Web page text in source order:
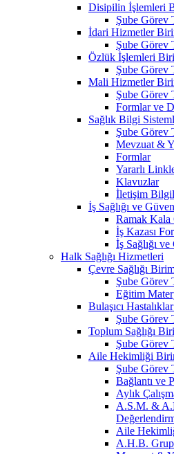
Disipilin İşlemleri
Şube Görev
İdari Hizmetler
Şube Görev
Özlük İşlemleri
Şube Görev
Mali Hizmetler
Şube Görev
Formlar ve
Sağlık Bilgi
Şube Görev
Mevzuat &
Formlar
Yararlı
Klavuzlar
İletişim
İş Sağlığı ve
Ramak
İş Kazası
İş Sağlığı
Halk Sağlığı Hizmetleri
Çevre Sağlığı
Şube Görev
Eğitim
Bulaşıcı
Şube Görev
Toplum Sağlığı
Şube Görev
Aile Hekimliği
Şube Görev
Bağlantı ve
Aylık
A.S.M. &
Aile
A.H.B.